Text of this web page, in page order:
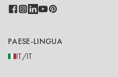
PAESE-LINGUA
IT/IT